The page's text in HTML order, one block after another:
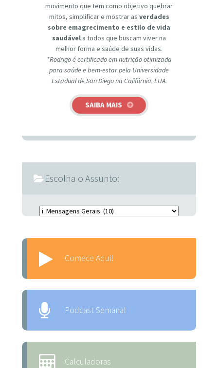
movimento que tem como objetivo quebrar
mitos, simplificar e mostrar as verdades
sobre emagrecimento e estilo de vida
saudável a todos que buscam viver na
melhor forma e saúde de suas vidas.
*Rodrigo é certificado em nutrição otimizada
para saúde e bem-estar pela Universidade
Estadual de San Diego na Califórnia, EUA.
SAIBA MAIS
Escolha o Assunto:
Escolha o Assunto:
Comece Aqui!
Podcast Semanal
Calculadoras